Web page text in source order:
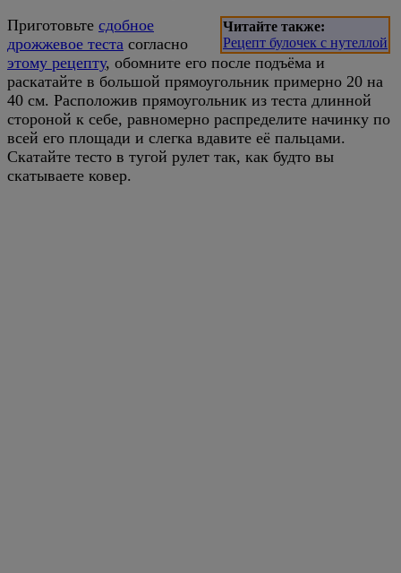
Читайте также:
Рецепт булочек с нутеллой
Приготовьте сдобное
дрожжевое теста согласно
этому рецепту, обомните его после подъёма и
раскатайте в большой прямоугольник примерно 20 на
40 см. Расположив прямоугольник из теста длинной
стороной к себе, равномерно распределите начинку по
всей его площади и слегка вдавите её пальцами.
Скатайте тесто в тугой рулет так, как будто вы
скатываете ковер.